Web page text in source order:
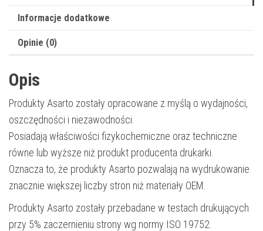
black
Informacje dodatkowe
Opinie (0)
Opis
Produkty Asarto zostały opracowane z myślą o wydajności,
oszczędności i niezawodności.
Posiadają właściwości fizykochemiczne oraz techniczne
równe lub wyższe niż produkt producenta drukarki.
Oznacza to, że produkty Asarto pozwalają na wydrukowanie
znacznie większej liczby stron niż materiały OEM.
Produkty Asarto zostały przebadane w testach drukujących
przy 5% zaczernieniu strony wg normy ISO 19752.